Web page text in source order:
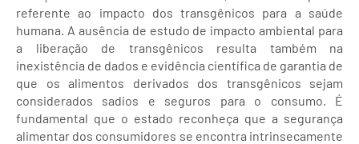
referente ao impacto dos transgênicos para a saúde
humana. A ausência de estudo de impacto ambiental para
a liberação de transgênicos resulta também na
inexistência de dados e evidência científica de garantia de
que os alimentos derivados dos transgênicos sejam
considerados sadios e seguros para o consumo. É
fundamental que o estado reconheça que a segurança
alimentar dos consumidores se encontra intrinsecamente